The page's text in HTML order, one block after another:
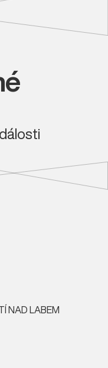
NAD LABEM